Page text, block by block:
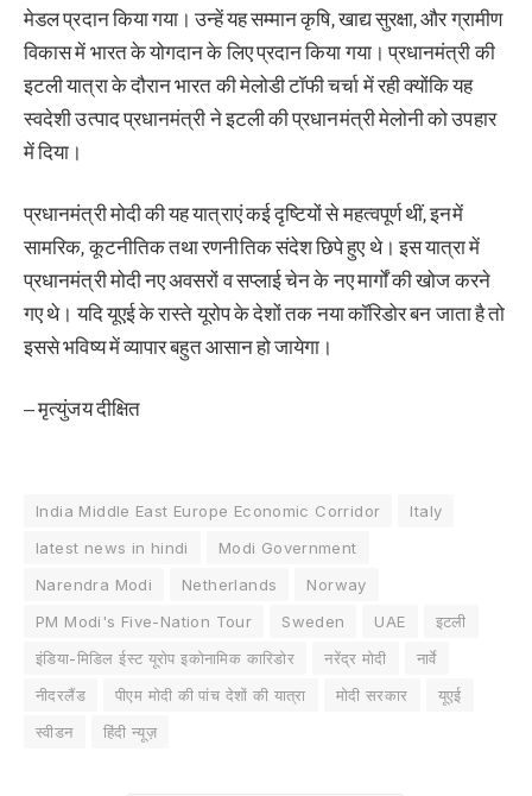
मेडल प्रदान किया गया। उन्हें यह सम्मान कृषि, खाद्य सुरक्षा, और ग्रामीण
विकास में भारत के योगदान के लिए प्रदान किया गया। प्रधानमंत्री की
इटली यात्रा के दौरान भारत की मेलोडी टॉफी चर्चा में रही क्योंकि यह
स्वदेशी उत्पाद प्रधानमंत्री ने इटली की प्रधानमंत्री मेलोनी को उपहार
में दिया।
प्रधानमंत्री मोदी की यह यात्राएं कई दृष्टियों से महत्वपूर्ण थीं, इनमें
सामरिक, कूटनीतिक तथा रणनीतिक संदेश छिपे हुए थे। इस यात्रा में
प्रधानमंत्री मोदी नए अवसरों व सप्लाई चेन के नए मार्गों की खोज करने
गए थे। यदि यूएई के रास्ते यूरोप के देशों तक नया कॉरिडोर बन जाता है तो
इससे भविष्य में व्यापार बहुत आसान हो जायेगा।
– मृत्युंजय दीक्षित
India Middle East Europe Economic Corridor
Italy
latest news in hindi
Modi Government
Narendra Modi
Netherlands
Norway
PM Modi's Five-Nation Tour
Sweden UAE
इटली
इंडिया-मिडिल ईस्ट यूरोप इकोनामिक कारिडोर
नरेंद्र मोदी
नार्वे
नीदरलैंड
पीएम मोदी की पांच देशों की यात्रा मोदी सरकार
यूएई
स्वीडन
हिंदी न्यूज़